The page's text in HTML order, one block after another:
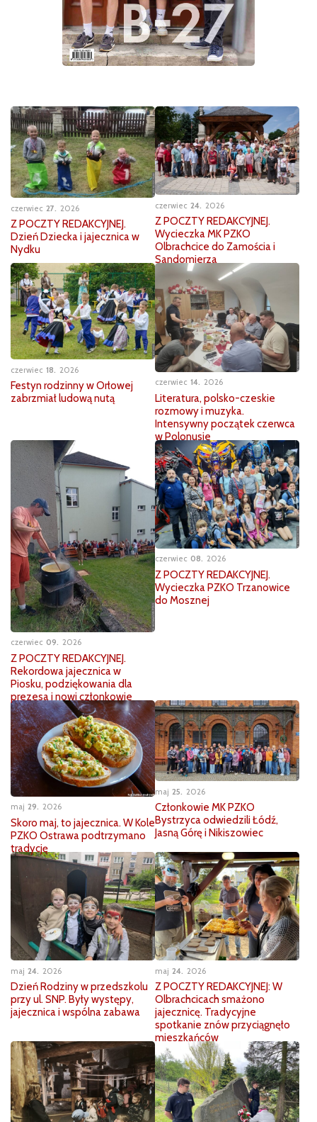
czerwiec 27 2026
Z POCZTY REDAKCYJNEJ.
Dzień Dziecka i jajecznica w
Nydku
czerwiec 24 2026
Z POCZTY REDAKCYJNEJ.
Wycieczka MK PZKO
Olbrachcice do Zamościa i
Sandomierza
czerwiec 18 2026
Festyn rodzinny w Orłowej
zabrzmiał ludową nutą
czerwiec 14 2026
Literatura, polsko-czeskie
rozmowy i muzyka.
Intensywny początek czerwca
w Polonusie
czerwiec 09 2026
Z POCZTY REDAKCYJNEJ.
Rekordowa jajecznica w
Piosku, podziękowania dla
prezesa i nowi członkowie
czerwiec 08 2026
Z POCZTY REDAKCYJNEJ.
Wycieczka PZKO Trzanowice
do Mosznej
maj 29 2026
Skoro maj, to jajecznica. W Kole
PZKO Ostrawa podtrzymano
tradycję
maj 25 2026
Członkowie MK PZKO
Bystrzyca odwiedzili Łódź,
Jasną Górę i Nikiszowiec
maj 24 2026
Dzień Rodziny w przedszkolu
przy ul. SNP. Były występy,
jajecznica i wspólna zabawa
maj 24 2026
Z POCZTY REDAKCYJNEJ: W
Olbrachcicach smażono
jajecznicę. Tradycyjne
spotkanie znów przyciągnęło
mieszkańców